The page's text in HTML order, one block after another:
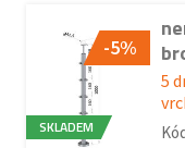
-5%
SKLADEM
5